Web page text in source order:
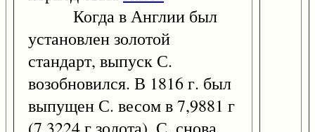
Когда в Англии был
установлен золотой
стандарт, выпуск С.
возобновился. В 1816 г. был
выпущен С. весом в 7,9881 г